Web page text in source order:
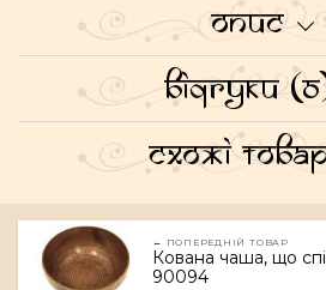
Опис
Відгуки
Схожі
← ПОПЕРЕДНІЙ ТОВАР
Кована чаша, що
90094